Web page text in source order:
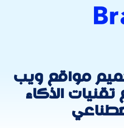
مواقع ويب
تقنيات الذكاء